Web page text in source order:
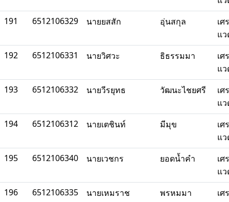
191
6512106329 นายยสสัก อุ่นสกุล
เ
แ
192
6512106331 นายวิศวะ ธิธรรมมา
เ
แ
193
6512106332 นายวีรยุทธ วัฒนะไชยศรี
เ
แ
194
6512106312 นายเตชินท์ มีมุข
เ
แ
195
6512106340 นายเวชกร ยอดน้ำคำ
เ
แ
196
6512106335 นายเหมราช พรหมมา
เ